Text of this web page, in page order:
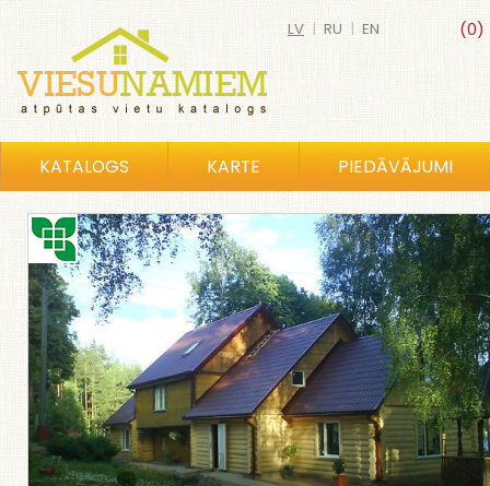
(0)
LV | RU | EN
KATALOGS KARTE PIEDĀVĀJUMI